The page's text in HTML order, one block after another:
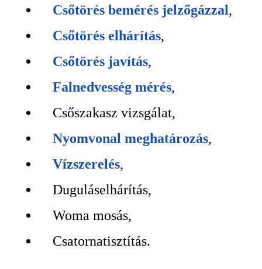
Csőtörés bemérés jelzőgázzal,
Csőtörés elhárítás,
Csőtörés javítás,
Falnedvesség mérés,
Csőszakasz vizsgálat,
Nyomvonal meghatározás,
Vízszerelés,
Duguláselhárítás,
Woma mosás,
Csatornatisztítás.